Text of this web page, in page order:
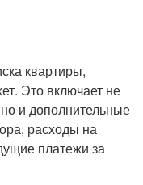
квартиры,
Это включает не
и дополнительные
расходы на
платежи за